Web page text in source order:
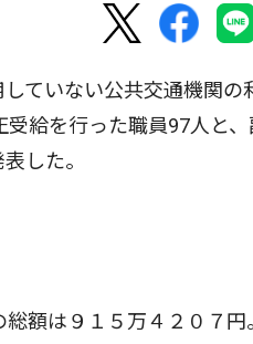
ていない公共交通機関
給を行った職員97人と
した。
額は９１５万４２０７